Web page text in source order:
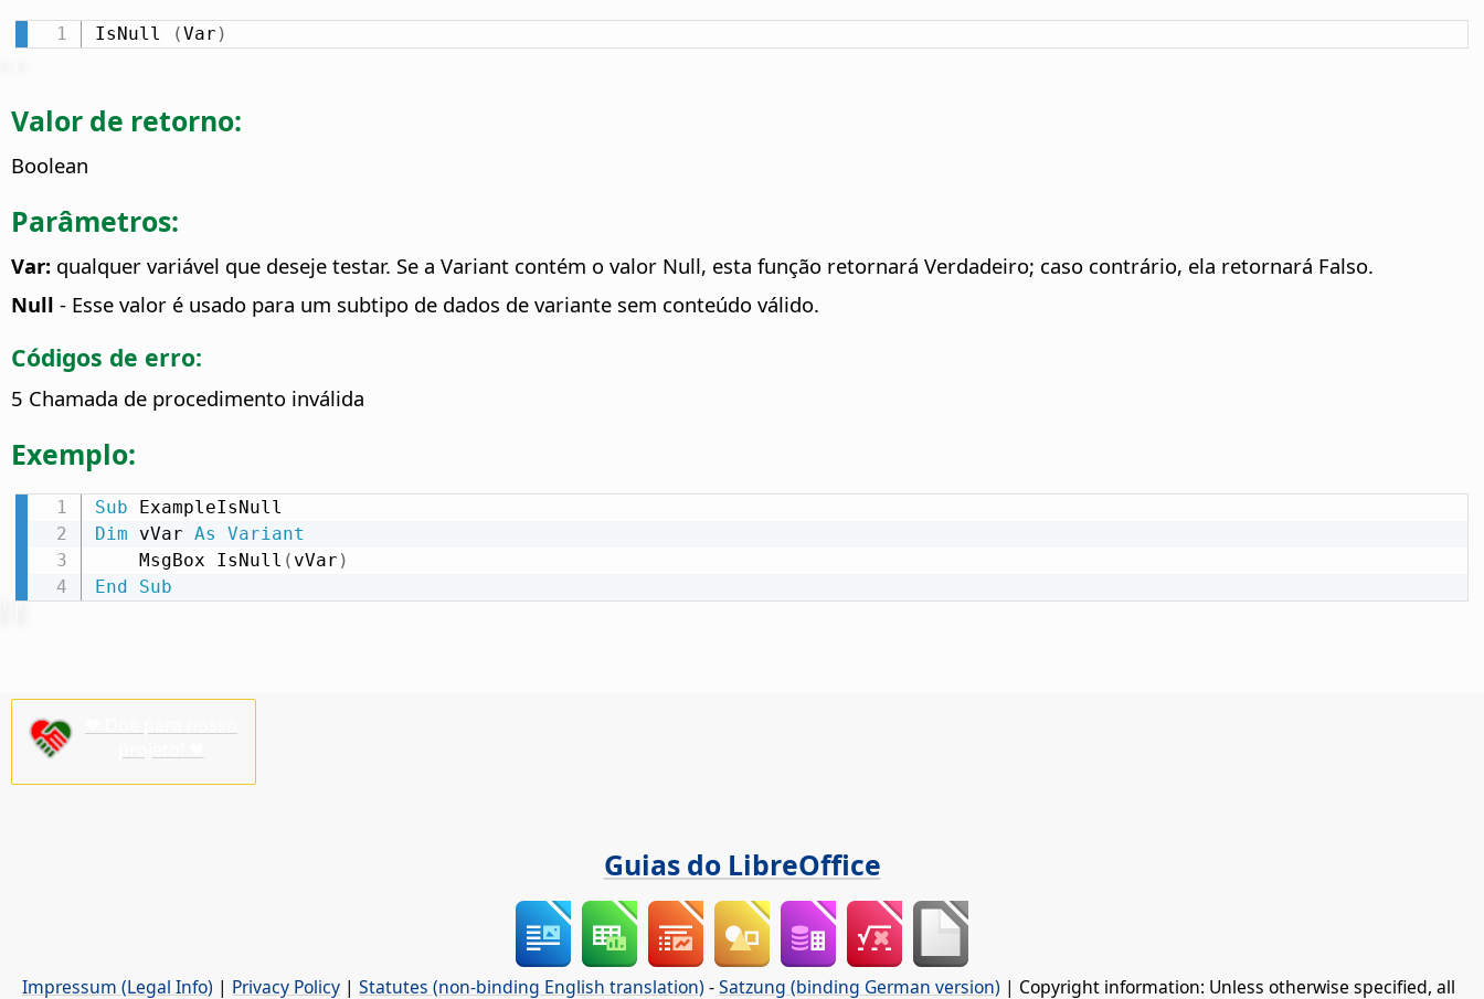
IsNull (Var )
Valor de retorno:
Boolean
Parâmetros:
Var: qualquer variável que deseje testar. Se a Variant contém o valor Null, esta função retornará Verdadeiro; caso contrário, ela retornará Falso.
Null - Esse valor é usado para um subtipo de dados de variante sem conteúdo válido.
Códigos de erro:
5 Chamada de procedimento inválida
Exemplo:
Sub
Dim vVar As
Variant
    MsgBox IsNull
( vVar )
End
Sub
Guias do LibreOffice
Impressum (Legal Info) | Privacy Policy | Statutes (non-binding English translation) -Satzung (binding German version) | Copyright information: Unless otherwise specified, all